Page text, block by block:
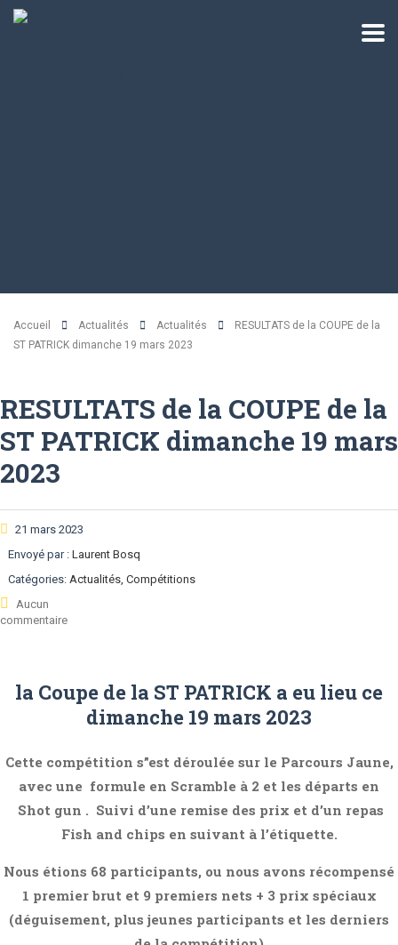
Accueil Actualités Actualités
RESULTATS de la COUPE de la
ST PATRICK dimanche 19 mars 2023
RESULTATS de la COUPE de la
ST PATRICK dimanche 19 mars
2023
21 mars 2023
Envoyé par : Laurent Bosq
Catégories: Actualités, Compétitions
Aucun
commentaire
la Coupe de la ST PATRICK a eu lieu ce
dimanche 19 mars 2023
Cette compétition s”est déroulée sur le Parcours Jaune,
avec une formule en Scramble à 2 et les départs en
Shot gun . Suivi d’une remise des prix et d’un repas
Fish and chips en suivant à l’étiquette.
Nous étions 68 participants, ou nous avons récompensé
1 premier brut et 9 premiers nets + 3 prix spéciaux
(déguisement, plus jeunes participants et les derniers